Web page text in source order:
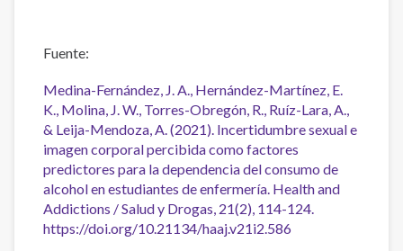
Fuente:
Medina-Fernández, J. A., Hernández-Martínez, E.
K., Molina, J. W., Torres-Obregón, R., Ruíz-Lara, A.,
& Leija-Mendoza, A. (2021). Incertidumbre sexual e
imagen corporal percibida como factores
predictores para la dependencia del consumo de
alcohol en estudiantes de enfermería. Health and
Addictions / Salud y Drogas, 21(2), 114-124.
https://doi.org/10.21134/haaj.v21i2.586